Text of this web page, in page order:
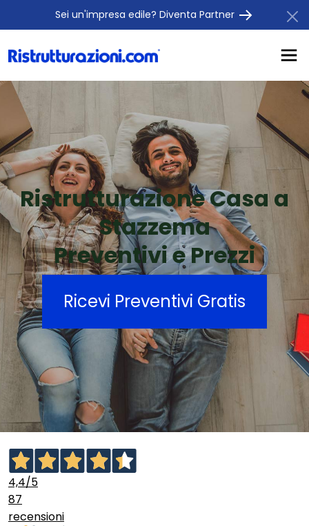
Sei un'impresa edile? Diventa Partner
Ristrutturazione Casa a
Stazzema
Preventivi e Prezzi
Ricevi Preventivi Gratis
4,4/5
87
recensioni